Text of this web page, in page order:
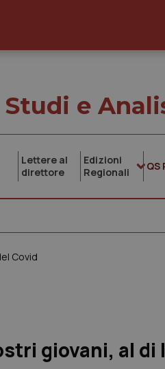
Studi e
Lettere al
direttore
Edizioni
Regionali
QS
Covid
giovani, al di